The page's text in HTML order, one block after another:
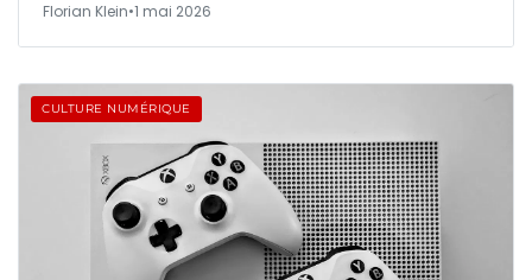
Florian Klein•1 mai 2026
CULTURE NUMÉRIQUE